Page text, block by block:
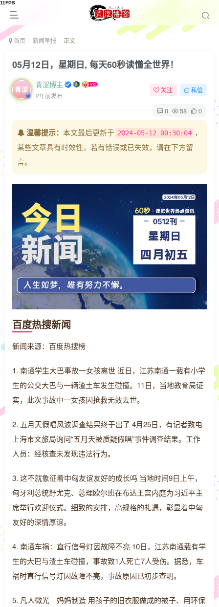
首页 新闻早报 正文
05月12日，星期日, 每天60秒读懂全世界！
青涩博主
2年前发布
关注 私信
0 58 0
温馨提示： 本文最后更新于 2024-05-12 00:30:04 ，
某些文章具有时效性，若有错误或已失效，请在下方留
言。
百度热搜新闻
新闻来源：百度热搜榜
1. 南通学生大巴事故一女孩离世 近日，江苏南通一载有小学
生的公交大巴与一辆渣土车发生碰撞。11日，当地教育局证
实，此次事故中一女孩因抢救无效去世。
2. 五月天假唱风波调查结果终于出了 4月25日，有记者致电
上海市文旅局询问“五月天被质疑假唱”事件调查结果。工作
人员：经核查未发现违法行为。
3. 这不就象征着中匈友谊友好的成长吗 当地时间9日上午，
匈牙利总统舒尤克、总理欧尔班在布达王宫内庭为习近平主
席举行欢迎仪式。细致的安排，高规格的礼遇，彰显着中匈
友好的深情厚谊。
4. 南通车祸：直行信号灯因故障不亮 10日，江苏南通载有学
生的大巴与渣土车碰撞，事故致1人死亡7人受伤。据悉，车
祸时直行信号灯因故障不亮，事故原因已初步查明。
5. 凡人微光｜妈妈制造 用孩子的旧衣服做成的被子、用环保